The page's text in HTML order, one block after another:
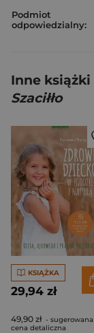
Podmiot
odpowiedzialny:
Inne książki
Szaciłło
KSIĄŻKA
29,94 zł
49,90 zł - sugerowana
cena detaliczna